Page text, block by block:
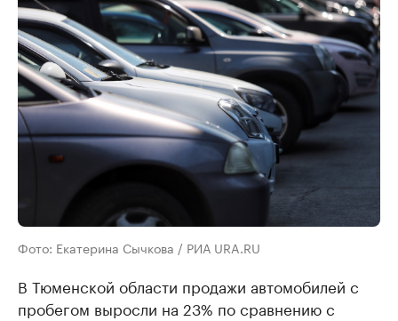
Фото: Екатерина Сычкова / РИА URA.RU
В Тюменской области продажи автомобилей с
пробегом выросли на 23% по сравнению с